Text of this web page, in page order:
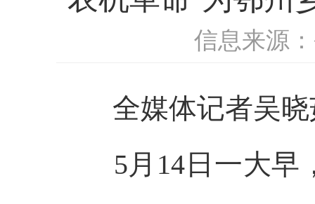
信息来源
全媒体记者吴晓
5月14日一大早